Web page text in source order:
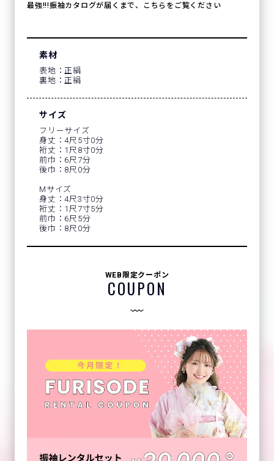
最強!!!振袖カタログが届くまで、こちらをご覧ください
素材
表地：正絹
裏地：正絹
サイズ
フリーサイズ
身丈：4尺5寸0分
裄丈：1尺8寸0分
前巾：6尺7分
後巾：8尺0分
Mサイズ
身丈：4尺3寸0分
裄丈：1尺7寸5分
前巾：6尺5分
後巾：8尺0分
WEB限定クーポン
COUPON